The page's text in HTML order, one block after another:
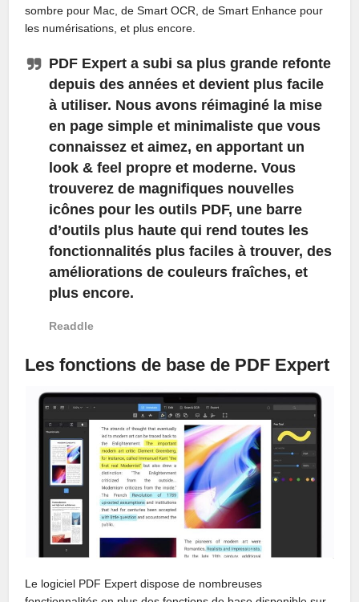
sombre pour Mac, de Smart OCR, de Smart Enhance pour
les numérisations, et plus encore.
PDF Expert a subi sa plus grande refonte
depuis des années et devient plus facile
à utiliser. Nous avons réimaginé la mise
en page simple et minimaliste que vous
connaissez et aimez, en apportant un
look & feel propre et moderne. Vous
trouverez de magnifiques nouvelles
icônes pour les outils PDF, une barre
d’outils plus haute qui rend toutes les
fonctionnalités plus faciles à trouver, des
améliorations de couleurs fraîches, et
plus encore.
Readdle
Les fonctions de base de PDF Expert
Le logiciel PDF Expert dispose de nombreuses